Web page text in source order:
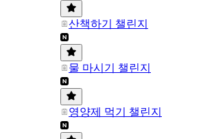
산책하기 챌린지
물 마시기 챌린지
영양제 먹기 챌린지